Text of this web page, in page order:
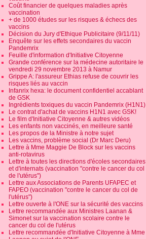
Coût financier de quelques maladies après
vaccination
+ de 1000 études sur les risques & échecs des
vaccins
Décision du Jury d'Ethique Publicitaire (9/11/11)
Enquête sur les effets secondaires du vaccin
Pandemrix
Feuille d'information d'Initiative Citoyenne
Grande conférence sur la médecine autoritaire le
vendredi 29 novembre 2013 à Namur
Grippe A: l'assureur Ethias refuse de couvrir les
risques liés au vaccin
Infanrix hexa: le document confidentiel accablant
de GSK
Ingrédients toxiques du vaccin Pandemrix (H1N1)
Le contrat d'achat de vaccins H1N1 avec GSK!
Le film d'Initiative Citoyenne & autres vidéos
Les enfants non vaccinés, en meilleure santé
Les propos de la Ministre à notre sujet
Les vaccins, problème social (Dr Marc Deru)
Lettre à Mme Maggie De Block sur les vaccins
anti-rotavirus
Lettre à toutes les directions d'écoles secondaires
et d'internats (vaccination "contre le cancer du col
de l'utérus")
Lettre aux Associations de Parents UFAPEC et
FAPEO (vaccination "contre le cancer du col de
l'utérus")
Lettre ouverte à l'ONE sur la sécurité des vaccins
Lettre recommandée aux Ministres Laanan &
Simonet sur la vaccination scolaire contre le
cancer du col de l'utérus
Lettre recommandée d'Initiative Citoyenne à Mme